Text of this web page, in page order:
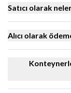
Satıcı olarak
Alıcı olarak